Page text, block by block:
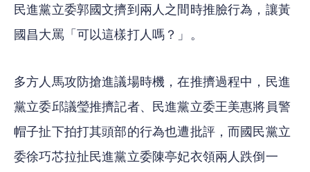
民進黨立委郭國文擠到兩人之間時推臉行為，讓黃
國昌大罵「可以這樣打人嗎？」。
多方人馬攻防搶進議場時機，在推擠過程中，民進
黨立委邱議瑩推擠記者、民進黨立委王美惠將員警
帽子扯下拍打其頭部的行為也遭批評，而國民黨立
委徐巧芯拉扯民進黨立委陳亭妃衣領兩人跌倒一